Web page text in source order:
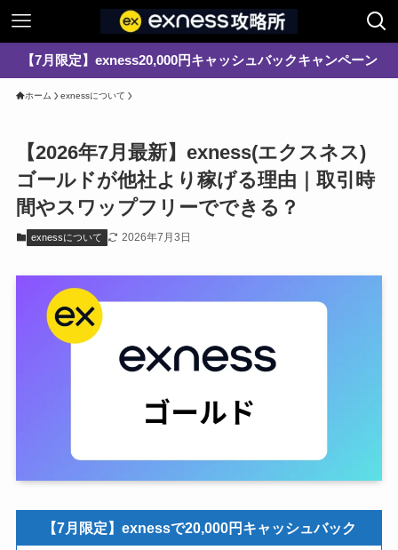
【7月限定】exness20,000円キャッシュバックキャンペーン
ホーム exnessについて
【2026年7月最新】exness(エクスネス)
ゴールドが他社より稼げる理由｜取引時
間やスワップフリーでできる？
exnessについて 2026年7月3日
【7月限定】exnessで20,000円キャッシュバック